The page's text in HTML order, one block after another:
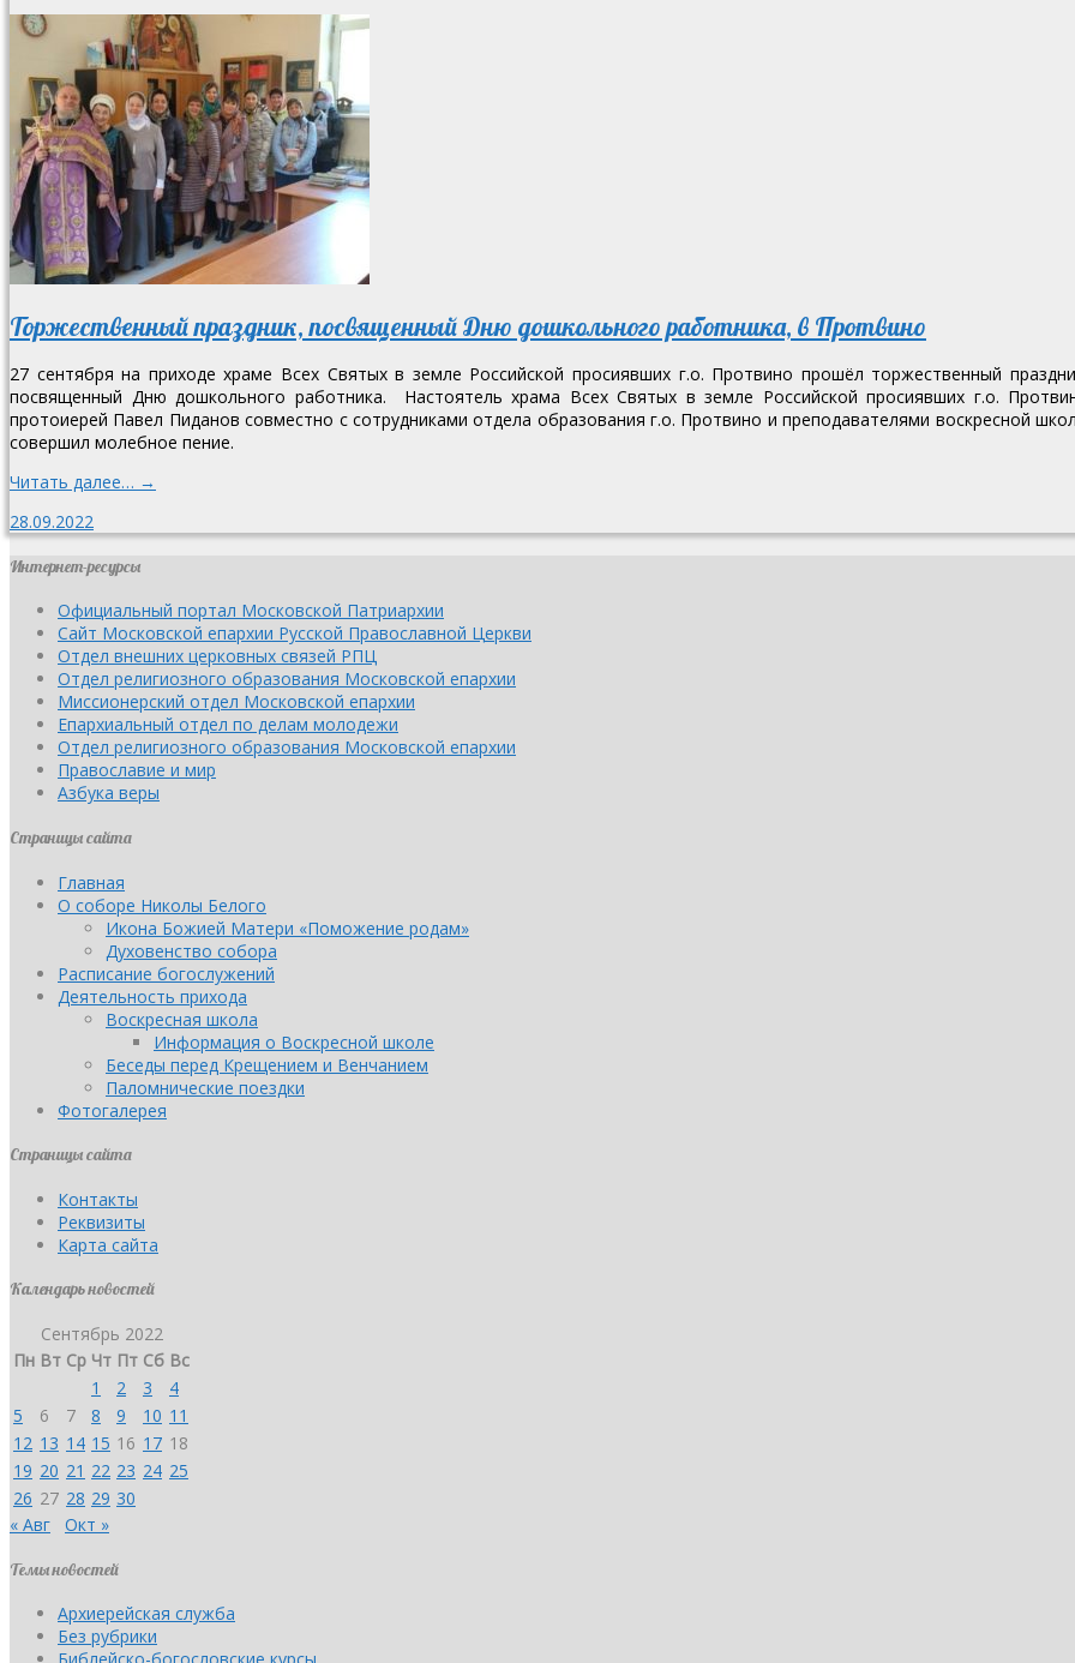
Торжественный праздник, посвященный Дню дошкольного работника, в Протвино
27 сентября на приходе храме Всех Святых в земле Российской просиявших г.о. Протвино прошёл торжественный
посвященный Дню дошкольного работника. Настоятель храма Всех Святых в земле Российской просиявших г.о.
протоиерей Павел Пиданов совместно с сотрудниками отдела образования г.о. Протвино и преподавателями воскресной
совершил молебное пение.
Читать далее… →
28.09.2022
Интернет-ресурсы
Официальный портал Московской Патриархии
Сайт Московской епархии Русской Православной Церкви
Отдел внешних церковных связей РПЦ
Отдел религиозного образования Московской епархии
Миссионерский отдел Московской епархии
Епархиальный отдел по делам молодежи
Отдел религиозного образования Московской епархии
Православие и мир
Азбука веры
Страницы сайта
Главная
О соборе Николы Белого
Икона Божией Матери «Поможение родам»
Духовенство собора
Расписание богослужений
Деятельность прихода
Воскресная школа
Информация о Воскресной школе
Беседы перед Крещением и Венчанием
Паломнические поездки
Фотогалерея
Страницы сайта
Контакты
Реквизиты
Карта сайта
Календарь новостей
Сентябрь 2022
Пн Вт Ср Чт Пт Сб Вс
1
2 3
4
5
6 7 8 9 10 11
12 13 14 15 16 17 18
19 20 21 22 23 24 25
26 27 28 29 30
« Авг
Окт »
Темы новостей
Архиерейская служба
Без рубрики